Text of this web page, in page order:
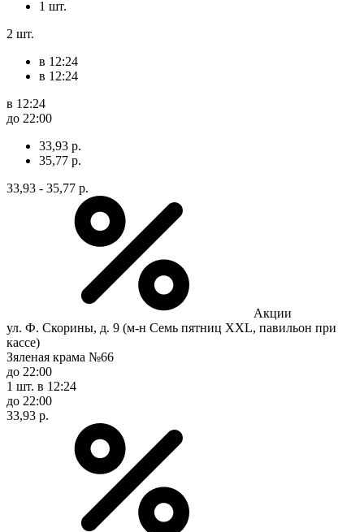
1 шт.
2 шт.
в 12:24
в 12:24
в 12:24
до 22:00
33,93 р.
35,77 р.
33,93 - 35,77 р.
Акции
ул. Ф. Скорины, д. 9 (м-н Семь пятниц XXL, павильон при
кассе)
Зяленая крама №66
до 22:00
1 шт. в 12:24
до 22:00
33,93 р.